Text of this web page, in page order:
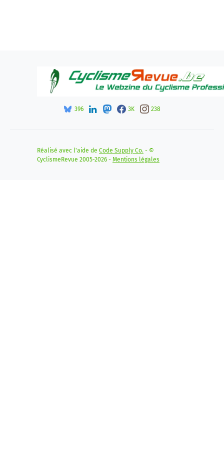
396 3K 238
Réalisé avec l'aide de Code Supply Co. - ©
CyclismeRevue 2005-2026 - Mentions légales